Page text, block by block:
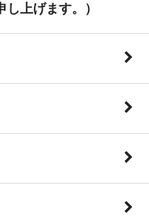
上げます。）